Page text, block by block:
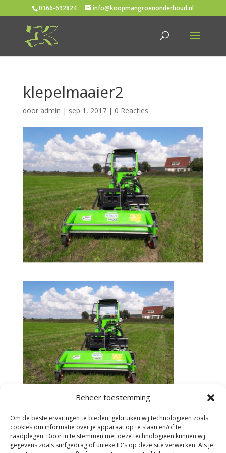
Beheer toestemming
Om de beste ervaringen te bieden, gebruiken wij technologieën zoals
cookies om informatie over je apparaat op te slaan en/of te
raadplegen. Door in te stemmen met deze technologieën kunnen wij
gegevens zoals surfgedrag of unieke ID's op deze site verwerken. Als je
0166-692824 info@koopmangroenonderhoud.nl
klepelmaaier2
door admin | sep 1, 2017| 0 Reacties